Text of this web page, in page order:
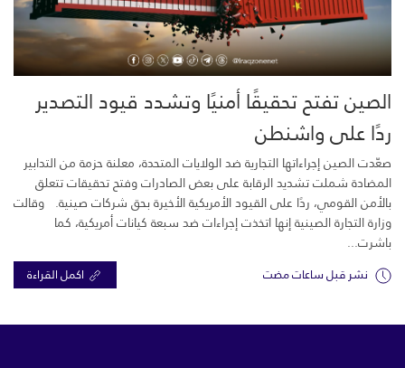
الصين تفتح تحقيقًا أمنيًا وتشدد قيود التصدير
ردًا على واشنطن
صعّدت الصين إجراءاتها التجارية ضد الولايات المتحدة، معلنة حزمة من التدابير
المضادة شملت تشديد الرقابة على بعض الصادرات وفتح تحقيقات تتعلق
بالأمن القومي، ردًا على القيود الأمريكية الأخيرة بحق شركات صينية. وقالت
وزارة التجارة الصينية إنها اتخذت إجراءات ضد سبعة كيانات أمريكية، كما
باشرت...
نشر قبل ساعات مضت اكمل القراءة